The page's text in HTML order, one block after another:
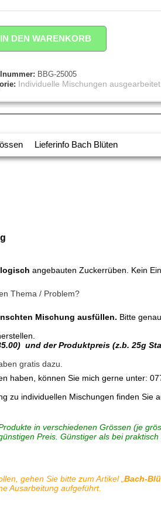
IN DEN WARENKORB
BBG-25005
Individuelle Mischungen
Lieferinfo Bach Blüten
angebauten Zuckerrüben. Kein
Thema / Problem?
Mischung ausfüllen. Bitte
und der Produktpreis (z.b. 25g
gratis dazu.
haben, können Sie mich gerne unter:
zu individuellen Mischungen finden Sie
in verschiedenen Grössen (je
Preis. Günstiger als bei praktisch
gehen Sie bitte zum Artikel „ Bach-
Ausarbeitung aufgeführt.